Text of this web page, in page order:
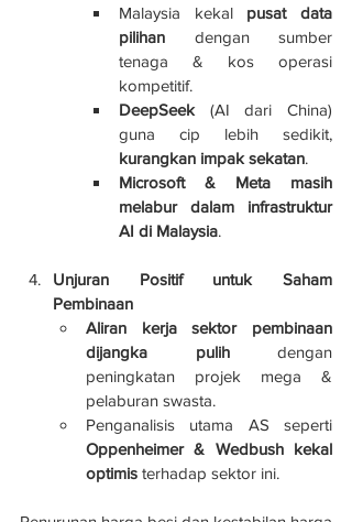
Malaysia kekal pusat data
pilihan dengan sumber
tenaga & kos operasi
kompetitif.
DeepSeek (AI dari China)
kurangkan impak sekatan.
Microsoft & Meta masih
melabur dalam infrastruktur
AI di Malaysia.
Unjuran Positif untuk Saham
Pembinaan
Aliran kerja sektor pembinaan
dijangka pulih dengan
peningkatan projek mega &
pelaburan swasta.
Oppenheimer & Wedbush kekal
optimis terhadap sektor ini.